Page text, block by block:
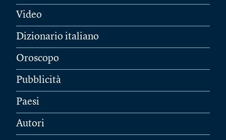
Video
Dizionario italiano
Oroscopo
Pubblicità
Paesi
Autori